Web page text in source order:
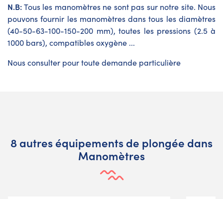
N.B:Tous les manomètres ne sont pas sur notre site. Nous
pouvons fournir les manomètres dans tous les diamètres
(40-50-63-100-150-200 mm), toutes les pressions (2.5 à
1000 bars), compatibles oxygène ...
Nous consulter pour toute demande particulière
8 autres équipements de plongée dans
Manomètres